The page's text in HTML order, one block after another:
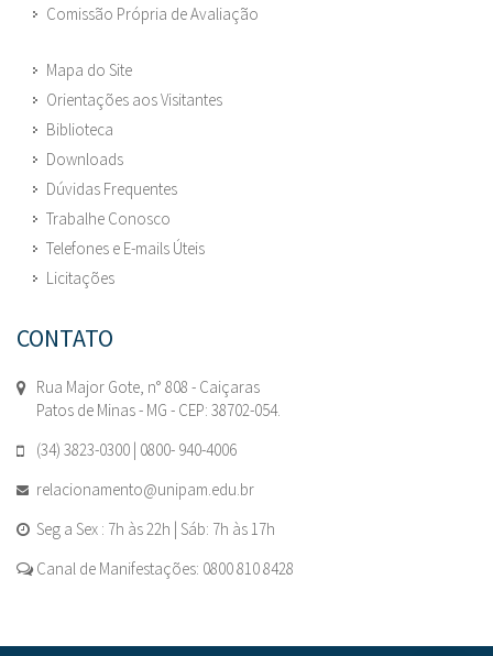
Comissão Própria de Avaliação
Mapa do Site
Orientações aos Visitantes
Biblioteca
Downloads
Dúvidas Frequentes
Trabalhe Conosco
Telefones e E-mails Úteis
Licitações
CONTATO
Rua Major Gote, n° 808 - Caiçaras
Patos de Minas - MG - CEP: 38702-054.
(34) 3823-0300 | 0800- 940-4006
relacionamento@unipam.edu.br
Seg a Sex : 7h às 22h | Sáb: 7h às 17h
Canal de Manifestações: 0800 810 8428